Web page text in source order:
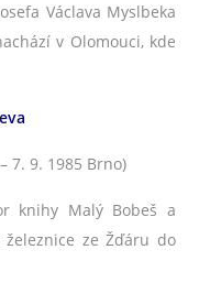
Václava Myslbeka
v Olomouci, kde
7. 9. 1985 Brno)
knihy Malý Bobeš a
ze Žďáru do